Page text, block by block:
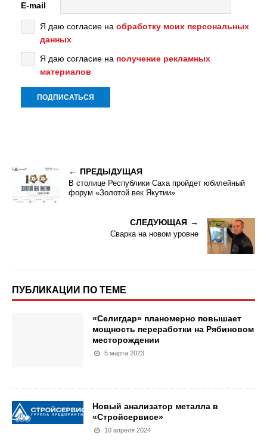
E-mail
Я даю согласие на обработку моих персональных
данных
Я даю согласие на получение рекламных
материалов
ПРЕДЫДУЩАЯ
В столице Республики Саха пройдет юбилейный
форум «Золотой век Якутии»
СЛЕДУЮЩАЯ
Сварка на новом уровне
ПУБЛИКАЦИИ ПО ТЕМЕ
«Селигдар» планомерно повышает
мощность переработки на Рябиновом
месторождении
5 марта 2023
Новый анализатор металла в
«Стройсервисе»
10 апреля 2024